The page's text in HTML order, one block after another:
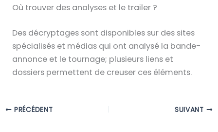
Où trouver des analyses et le trailer ?
Des décryptages sont disponibles sur des sites
spécialisés et médias qui ont analysé la bande-
annonce et le tournage; plusieurs liens et
dossiers permettent de creuser ces éléments.
PRÉCÉDENT SUIVANT